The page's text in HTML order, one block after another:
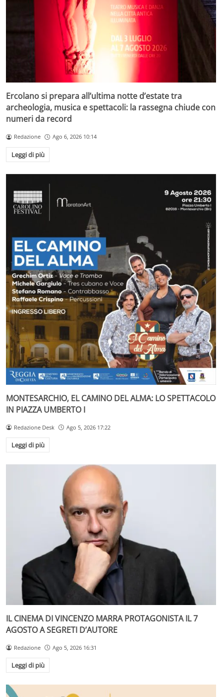
Ercolano si prepara all’ultima notte d’estate tra
archeologia, musica e spettacoli: la rassegna chiude con
numeri da record
Redazione Ago 6, 2026 10:14
Leggi di più
MONTESARCHIO, EL CAMINO DEL ALMA: LO SPETTACOLO
IN PIAZZA UMBERTO I
Redazione Desk Ago 5, 2026 17:22
Leggi di più
IL CINEMA DI VINCENZO MARRA PROTAGONISTA IL 7
AGOSTO A SEGRETI D’AUTORE
Redazione Ago 5, 2026 16:31
Leggi di più